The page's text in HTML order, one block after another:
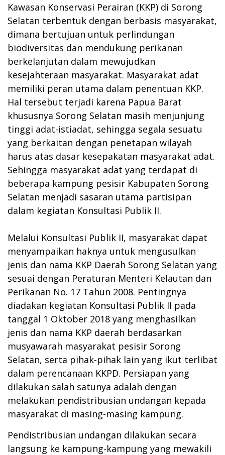
Kawasan Konservasi Perairan (KKP) di Sorong
Selatan terbentuk dengan berbasis masyarakat,
dimana bertujuan untuk perlindungan
biodiversitas dan mendukung perikanan
berkelanjutan dalam mewujudkan
kesejahteraan masyarakat. Masyarakat adat
memiliki peran utama dalam penentuan KKP.
Hal tersebut terjadi karena Papua Barat
khususnya Sorong Selatan masih menjunjung
tinggi adat-istiadat, sehingga segala sesuatu
yang berkaitan dengan penetapan wilayah
harus atas dasar kesepakatan masyarakat adat.
Sehingga masyarakat adat yang terdapat di
beberapa kampung pesisir Kabupaten Sorong
Selatan menjadi sasaran utama partisipan
dalam kegiatan Konsultasi Publik II.
Melalui Konsultasi Publik II, masyarakat dapat
menyampaikan haknya untuk mengusulkan
jenis dan nama KKP Daerah Sorong Selatan yang
sesuai dengan Peraturan Menteri Kelautan dan
Perikanan No. 17 Tahun 2008. Pentingnya
diadakan kegiatan Konsultasi Publik II pada
tanggal 1 Oktober 2018 yang menghasilkan
jenis dan nama KKP daerah berdasarkan
musyawarah masyarakat pesisir Sorong
Selatan, serta pihak-pihak lain yang ikut terlibat
dalam perencanaan KKPD. Persiapan yang
dilakukan salah satunya adalah dengan
melakukan pendistribusian undangan kepada
masyarakat di masing-masing kampung.
Pendistribusian undangan dilakukan secara
langsung ke kampung-kampung yang mewakili